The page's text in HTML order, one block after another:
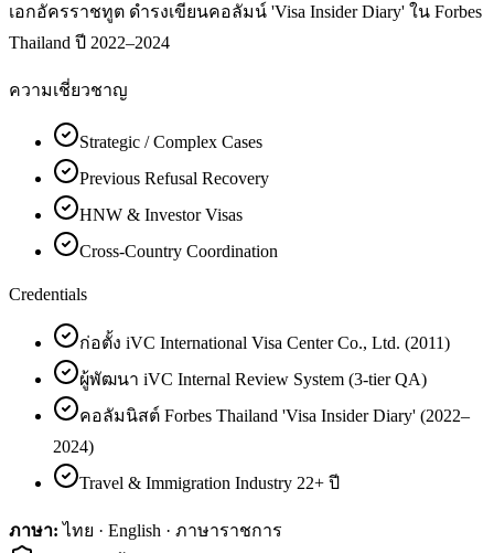
เอกอัครราชทูต ดำรงเขียนคอลัมน์ 'Visa Insider Diary' ใน Forbes
Thailand ปี 2022–2024
ความเชี่ยวชาญ
Strategic / Complex Cases
Previous Refusal Recovery
HNW & Investor Visas
Cross-Country Coordination
Credentials
ก่อตั้ง iVC International Visa Center Co., Ltd. (2011)
ผู้พัฒนา iVC Internal Review System (3-tier QA)
คอลัมนิสต์ Forbes Thailand 'Visa Insider Diary' (2022–
2024)
Travel & Immigration Industry 22+ ปี
ภาษา: ไทย · English · ภาษาราชการ